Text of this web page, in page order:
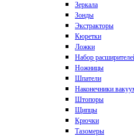
Зеркала
Зонды
Экстракторы
Кюретки
Ложки
Набор
Ножницы
Шпатели
Наконечники
Штопоры
Щипцы
Крючки
Тазомеры